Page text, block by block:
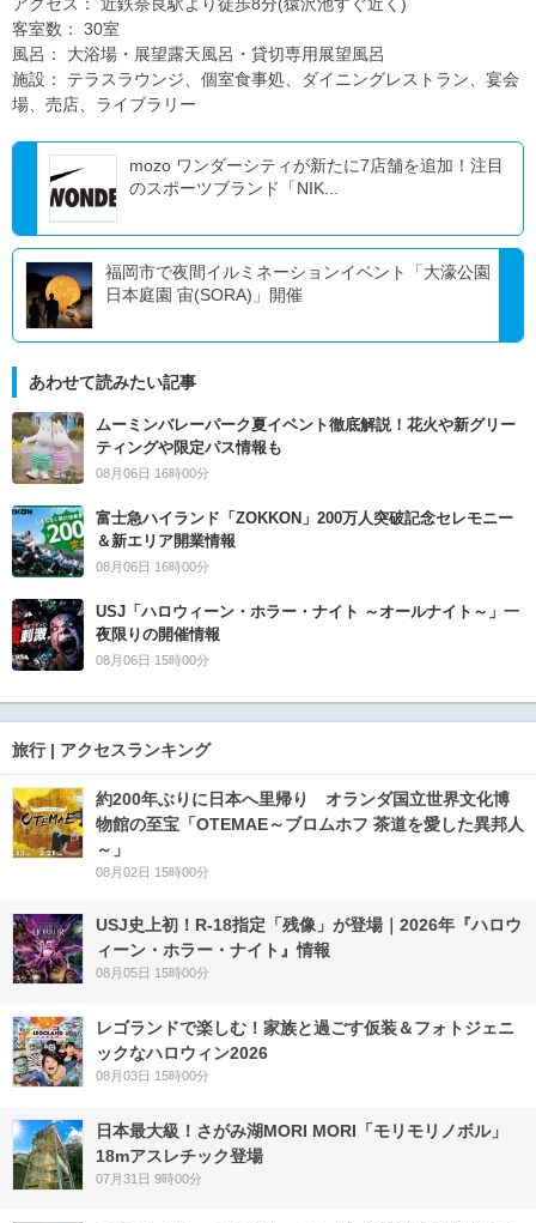
アクセス： 近鉄奈良駅より徒歩8分(猿沢池すぐ近く)
客室数： 30室
風呂： 大浴場・展望露天風呂・貸切専用展望風呂
施設： テラスラウンジ、個室食事処、ダイニングレストラン、宴会
場、売店、ライブラリー
mozo ワンダーシティが新たに7店舗を追加！注目
のスポーツブランド「NIK...
福岡市で夜間イルミネーションイベント「大濠公園
日本庭園 宙(SORA)」開催
あわせて読みたい記事
ムーミンバレーパーク夏イベント徹底解説！花火や新グリー
ティングや限定パス情報も
08月06日 16時00分
富士急ハイランド「ZOKKON」200万人突破記念セレモニー
＆新エリア開業情報
08月06日 16時00分
USJ「ハロウィーン・ホラー・ナイト ～オールナイト～」一
夜限りの開催情報
08月06日 15時00分
旅行 | アクセスランキング
約200年ぶりに日本へ里帰り オランダ国立世界文化博
物館の至宝「OTEMAE～ブロムホフ 茶道を愛した異邦人
～」
08月02日 15時00分
USJ史上初！R-18指定「残像」が登場｜2026年『ハロウ
ィーン・ホラー・ナイト』情報
08月05日 15時00分
レゴランドで楽しむ！家族と過ごす仮装＆フォトジェニ
ックなハロウィン2026
08月03日 15時00分
日本最大級！さがみ湖MORI MORI「モリモリノボル」
18mアスレチック登場
07月31日 9時00分